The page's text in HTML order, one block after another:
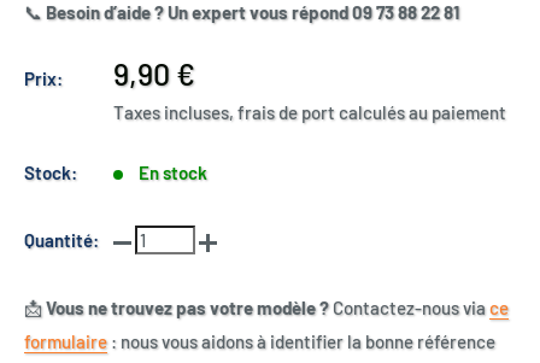
📞 Besoin d’aide ? Un expert vous répond 09 73 88 22 81
Prix:
Prix
réduit
9,90 €
Taxes incluses, frais de port calculés au paiement
Stock: En stock
Quantité:
📩Vous ne trouvez pas votre modèle ?Contactez-nous viace
formulaire : nous vous aidons à identifier la bonne référence